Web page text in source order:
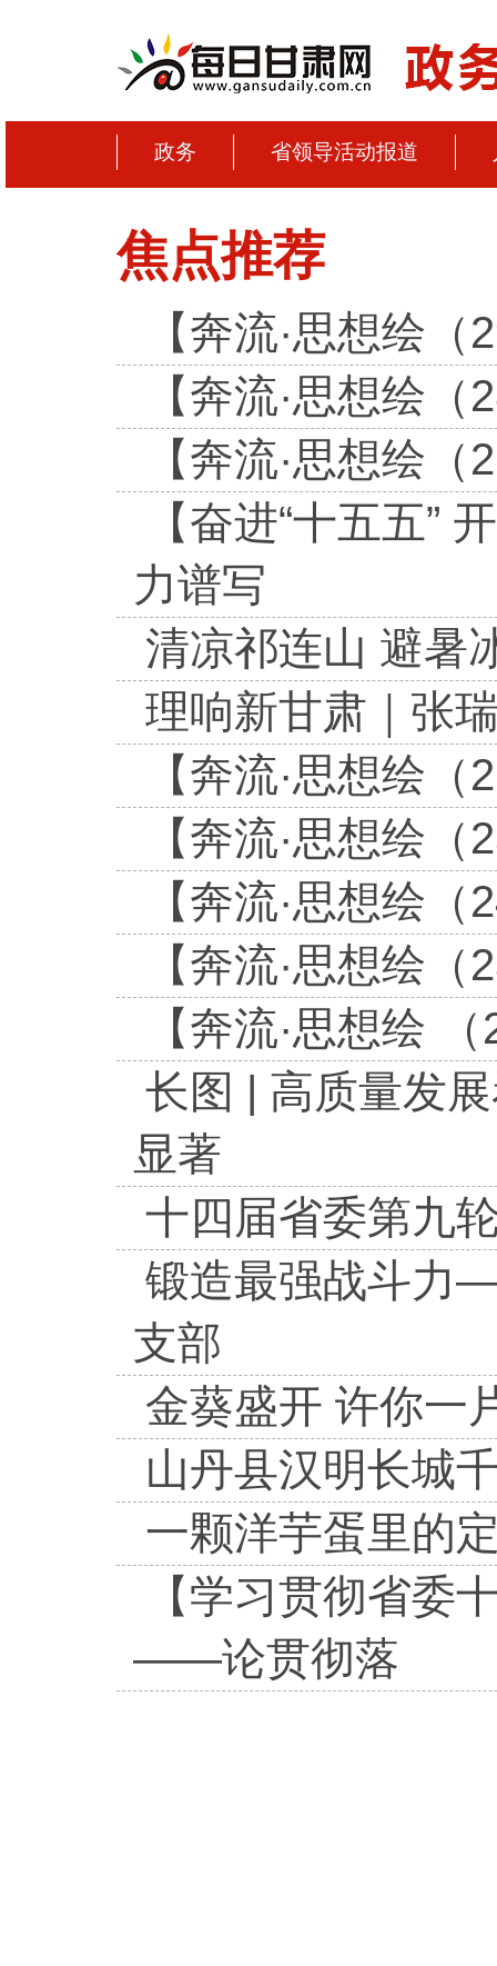
政务 省领导活动报道
焦点推荐
【奔流·思想绘
【奔流·思想绘
【奔流·思想绘
【奋进“十五五”
力谱写
清凉祁连山 避暑
理响新甘肃｜张
【奔流·思想绘
【奔流·思想绘
【奔流·思想绘
【奔流·思想绘
【奔流·思想绘
长图 | 高质量发
显著
十四届省委第九
锻造最强战斗力
支部
金葵盛开 许你一
山丹县汉明长城
一颗洋芋蛋里的
【学习贯彻省委
——论贯彻落